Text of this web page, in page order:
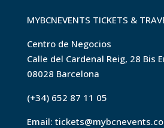
MYBCNEVENTS TICKETS &
Centro de Negocios
Calle del Cardenal Reig, 28 Bis
08028 Barcelona
(+34) 652 87 11 05
Email: